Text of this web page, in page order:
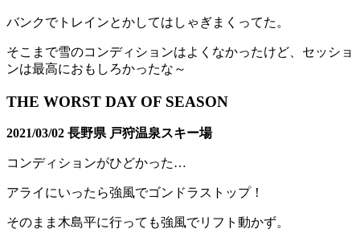
バンクでトレインとかしてはしゃぎまくってた。
そこまで雪のコンディションはよくなかったけど、セッショ
ンは最高におもしろかったな～
THE WORST DAY OF SEASON
2021/03/02 長野県 戸狩温泉スキー場
コンディションがひどかった…
アライにいったら強風でゴンドラストップ！
そのまま木島平に行っても強風でリフト動かず。